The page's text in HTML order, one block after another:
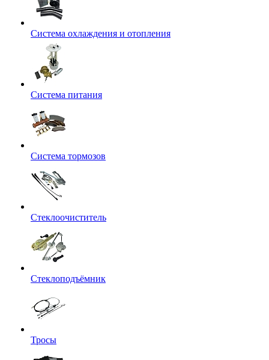
Система охлаждения и отопления
Система питания
Система тормозов
Стеклоочиститель
Стеклоподъёмник
Тросы